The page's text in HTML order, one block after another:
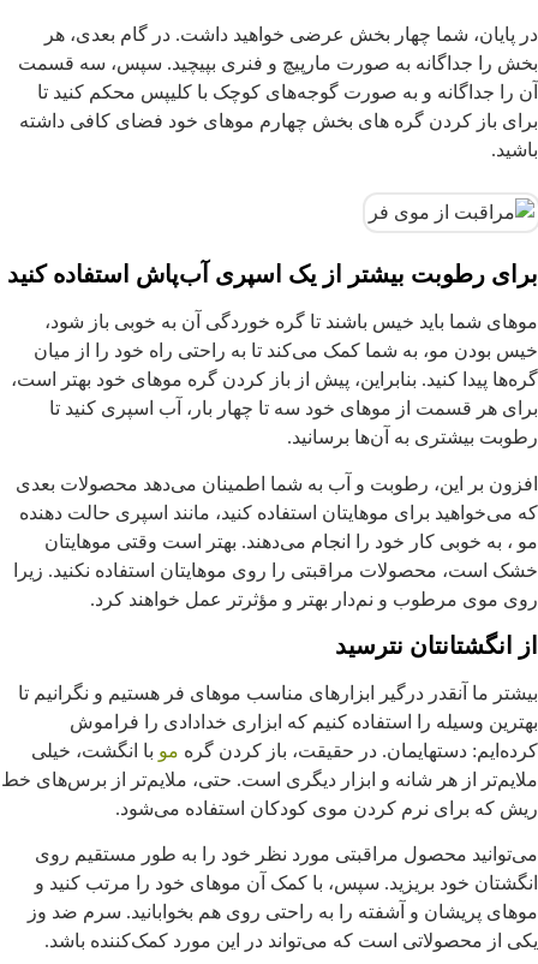
پایان، شما چهار بخش عرضی خواهید داشت. در گام بعدی، هر
را جداگانه به صورت مارپیچ و فنری بپیچید. سپس، سه قسمت
را جداگانه و به صورت گوجه‌های کوچک با کلیپس محکم کنید تا
باز کردن گره های بخش چهارم موهای خود فضای کافی داشته
رطوبت بیشتر از یک اسپری آب‌پاش استفاده کنید
شما باید خیس باشند تا گره خوردگی آن به خوبی باز شود،
بودن مو، به شما کمک می‌کند تا به راحتی راه خود را از میان
پیدا کنید. بنابراین، پیش از باز کردن گره موهای خود بهتر است،
هر قسمت از موهای خود سه تا چهار بار، آب اسپری کنید تا
بیشتری به آن‌ها برسانید.
بر این، رطوبت و آب به شما اطمینان می‌دهد محصولات بعدی
می‌خواهید برای موهایتان استفاده کنید، مانند اسپری حالت دهنده
، به خوبی کار خود را انجام می‌دهند. بهتر است وقتی موهایتان
است، محصولات مراقبتی را روی موهایتان استفاده نکنید. زیرا
موی مرطوب و نم‌دار بهتر و مؤثرتر عمل خواهند کرد.
انگشتانتان نترسید
ما آنقدر درگیر ابزارهای مناسب موهای فر هستیم و نگرانیم تا
وسیله را استفاده کنیم که ابزاری خدادادی را فراموش
دستهایمان. در حقیقت، باز کردن گره موبا انگشت، خیلی
از هر شانه و ابزار دیگری است. حتی، ملایم‌تر از برس‌های خط
که برای نرم کردن موی کودکان استفاده می‌شود.
محصول مراقبتی مورد نظر خود را به طور مستقیم روی
خود بریزید. سپس، با کمک آن موهای خود را مرتب کنید و
پریشان و آشفته را به راحتی روی هم بخوابانید. سرم ضد وز
از محصولاتی است که می‌تواند در این مورد کمک‌کننده باشد.